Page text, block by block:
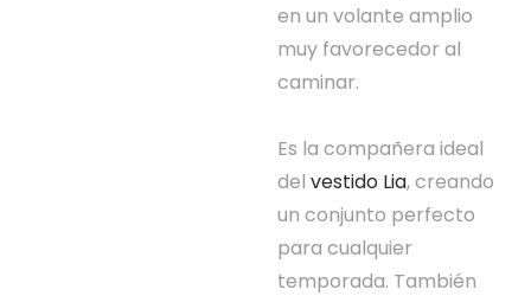
en un volante amplio
muy favorecedor al
caminar.
Es la compañera ideal
del vestido Lia, creando
un conjunto perfecto
para cualquier
temporada. También